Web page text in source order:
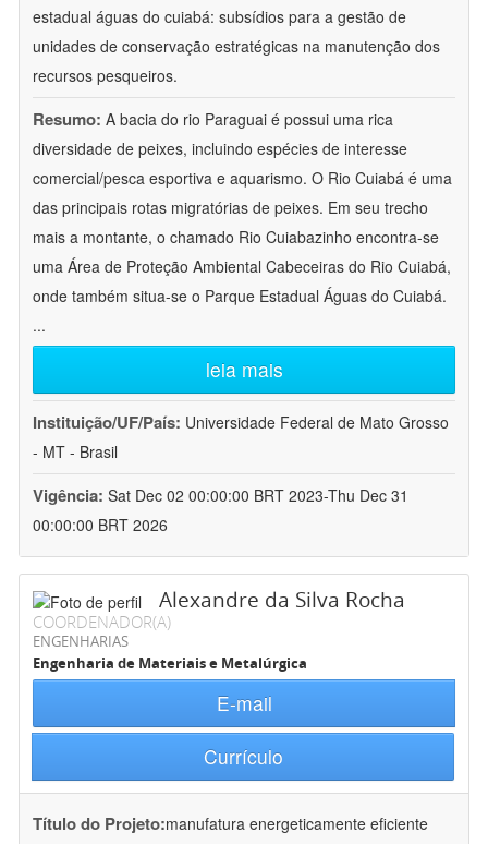
estadual águas do cuiabá: subsídios para a gestão de
unidades de conservação estratégicas na manutenção dos
recursos pesqueiros.
Resumo: A bacia do rio Paraguai é possui uma rica
diversidade de peixes, incluindo espécies de interesse
comercial/pesca esportiva e aquarismo. O Rio Cuiabá é uma
das principais rotas migratórias de peixes. Em seu trecho
mais a montante, o chamado Rio Cuiabazinho encontra-se
uma Área de Proteção Ambiental Cabeceiras do Rio Cuiabá,
onde também situa-se o Parque Estadual Águas do Cuiabá.
...
leia mais
Instituição/UF/País: Universidade Federal de Mato Grosso
- MT - Brasil
Vigência: Sat Dec 02 00:00:00 BRT 2023-Thu Dec 31
00:00:00 BRT 2026
Alexandre da Silva Rocha
COORDENADOR(A)
ENGENHARIAS
Engenharia de Materiais e Metalúrgica
E-mail
Currículo
Título do Projeto:manufatura energeticamente eficiente